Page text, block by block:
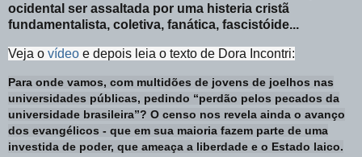
ocidental ser assaltada por uma histeria cristã
fundamentalista, coletiva, fanática, fascistóide...
Veja o vídeo e depois leia o texto de Dora Incontri:
Para onde vamos, com multidões de jovens de joelhos nas
universidades públicas, pedindo “perdão pelos pecados da
universidade brasileira”? O censo nos revela ainda o avanço
dos evangélicos - que em sua maioria fazem parte de uma
investida de poder, que ameaça a liberdade e o Estado laico.